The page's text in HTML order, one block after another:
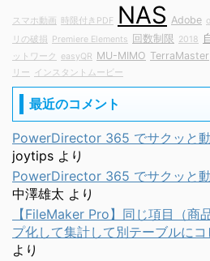
スマホ動画 時限付きPDF NAS Adobe
リの破損 Premiere Elements 回数制限 2018
ットワーク
easyQR MU-MIMO TerraMaster
リー
インスタントムービー
最近のコメント
PowerDirector 365 でサクッと動
joytips より
PowerDirector 365 でサクッと動
中澤雄太 より
【FileMaker Pro】同じ項目（商
プ化して集計して別テーブルに
より